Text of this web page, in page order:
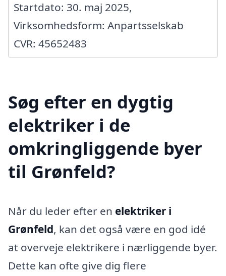
Startdato: 30. maj 2025,
Virksomhedsform: Anpartsselskab
CVR: 45652483
Søg efter en dygtig
elektriker i de
omkringliggende byer
til Grønfeld?
Når du leder efter en elektriker i
Grønfeld, kan det også være en god idé
at overveje elektrikere i nærliggende byer.
Dette kan ofte give dig flere